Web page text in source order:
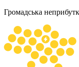
Громадська